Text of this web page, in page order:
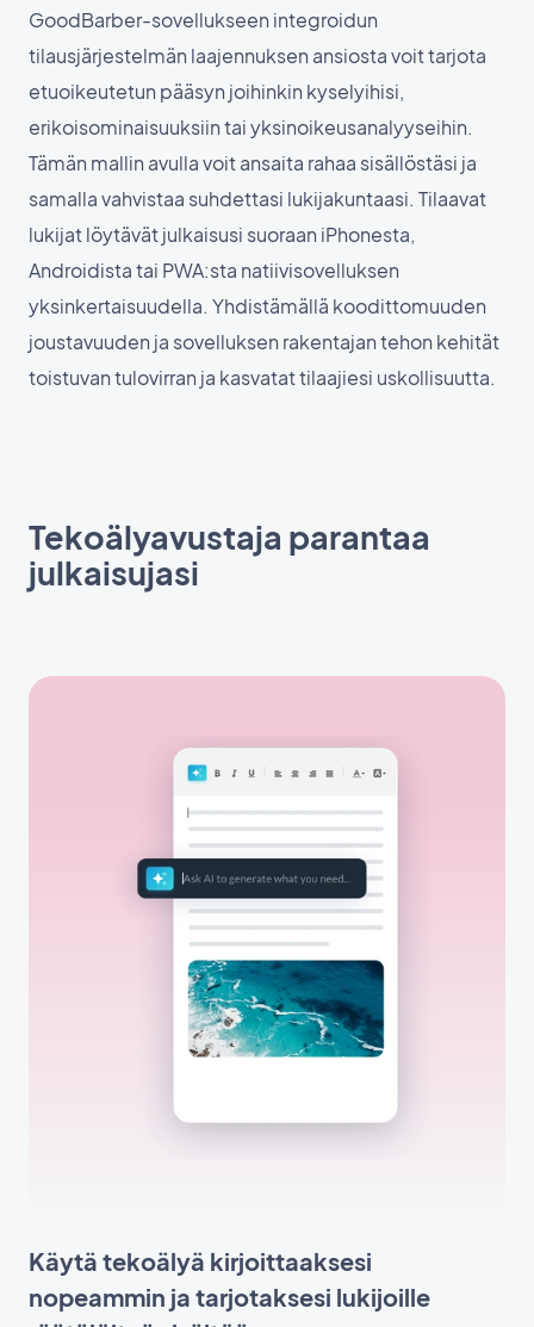
GoodBarber-sovellukseen integroidun
tilausjärjestelmän laajennuksen ansiosta voit tarjota
etuoikeutetun pääsyn joihinkin kyselyihisi,
erikoisominaisuuksiin tai yksinoikeusanalyyseihin.
Tämän mallin avulla voit ansaita rahaa sisällöstäsi ja
samalla vahvistaa suhdettasi lukijakuntaasi. Tilaavat
lukijat löytävät julkaisusi suoraan iPhonesta,
Androidista tai PWA:sta natiivisovelluksen
yksinkertaisuudella. Yhdistämällä koodittomuuden
joustavuuden ja sovelluksen rakentajan tehon kehität
toistuvan tulovirran ja kasvatat tilaajiesi uskollisuutta.
Tekoälyavustaja parantaa
julkaisujasi
Käytä tekoälyä kirjoittaaksesi
nopeammin ja tarjotaksesi lukijoille